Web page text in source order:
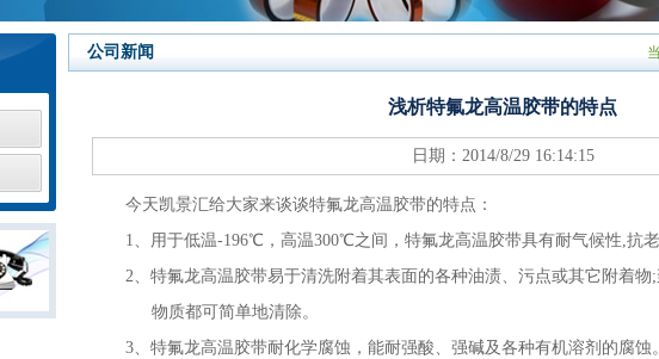
公司新闻
浅析特氟龙高温胶带的特点
日期：2014/8/29 16:14:15
今天凯景汇给大家来谈谈特氟龙高温胶带的特点：
1、用于低温-196℃，高温300℃之间，特氟龙高温胶带具有耐气候
2、特氟龙高温胶带易于清洗附着其表面的各种油渍、污点或其它附着物;
物质都可简单地清除。
3、特氟龙高温胶带耐化学腐蚀，能耐强酸、强碱及各种有机溶剂的